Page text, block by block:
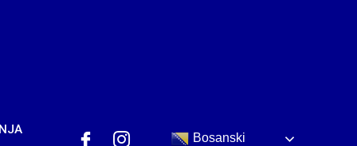
Bosanski